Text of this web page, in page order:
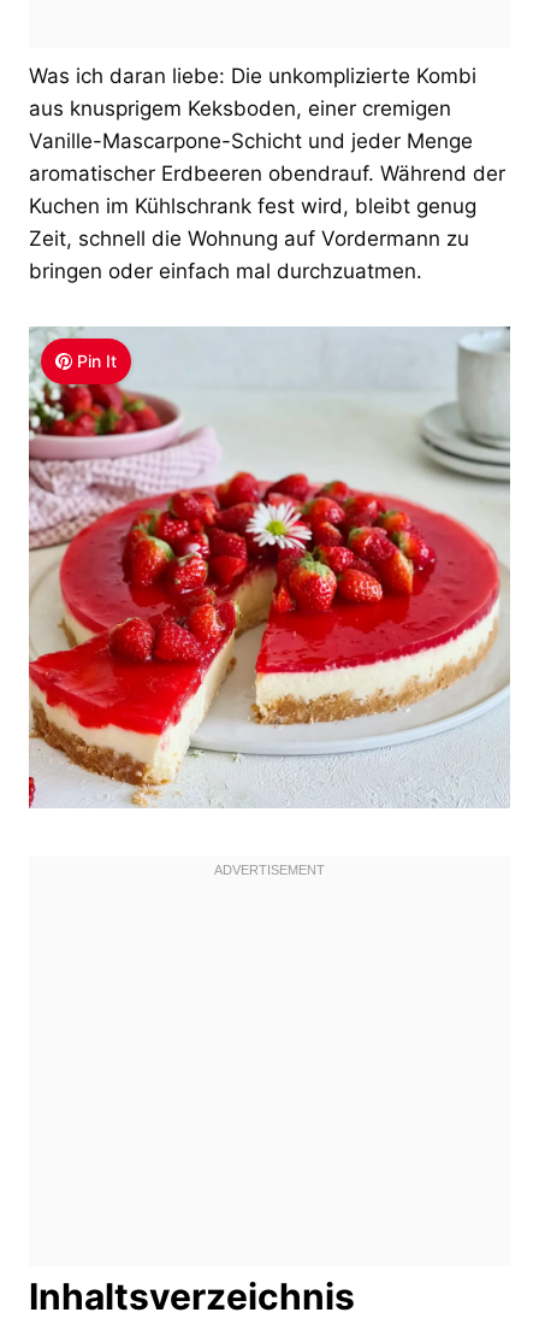
Was ich daran liebe: Die unkomplizierte Kombi
aus knusprigem Keksboden, einer cremigen
Vanille-Mascarpone-Schicht und jeder Menge
aromatischer Erdbeeren obendrauf. Während der
Kuchen im Kühlschrank fest wird, bleibt genug
Zeit, schnell die Wohnung auf Vordermann zu
bringen oder einfach mal durchzuatmen.
Pin It
Inhaltsverzeichnis